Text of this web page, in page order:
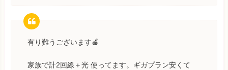
有り難うございます🍎
家族で計2回線＋光 使ってます。ギガプラン安くて